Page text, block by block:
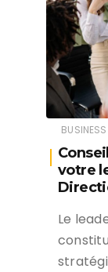
BUSINESS
votre
Le